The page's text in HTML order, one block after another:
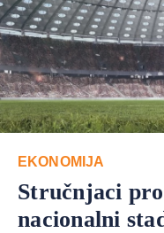
EKONOMIJA
Stručnjaci
nacionalni